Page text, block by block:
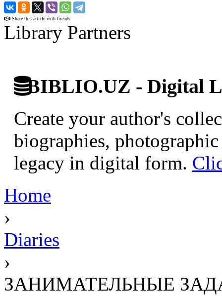
›
Share this article with friends
Library Partners
BIBLIO.UZ - Digital
Create your author's
biographies,
legacy in digital form.
Home
›
Diaries
›
ЗАНИМАТЕЛЬНЫЕ